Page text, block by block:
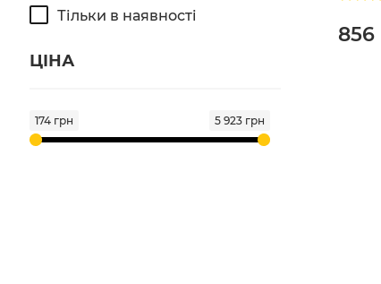
Dodo Juice 69
Fireball
FX Protect
G'zox 1
Тільки в наявності
ЦІНА
174 грн 5 923 грн
856